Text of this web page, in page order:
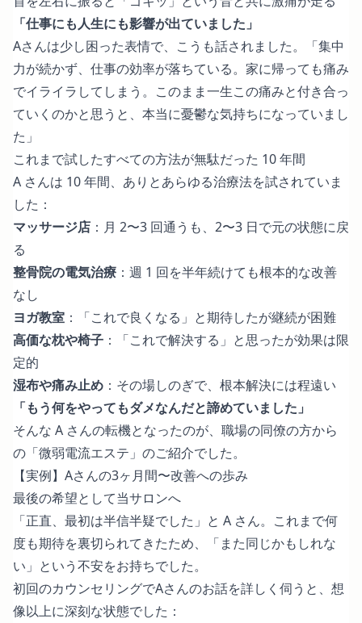
「仕事にも人生にも影響が出ていました」
Aさんは少し困った表情で、こうも話されました。「集中
力が続かず、仕事の効率が落ちている。家に帰っても痛み
でイライラしてしまう。このまま一生この痛みと付き合っ
ていくのかと思うと、本当に憂鬱な気持ちになっていまし
た」
これまで試したすべての方法が無駄だった 10 年間
A さんは 10 年間、ありとあらゆる治療法を試されていま
した：
マッサージ店 ：月 2〜3 回通うも、2〜3 日で元の状態に戻
る
整骨院の電気治療 ：週 1 回を半年続けても根本的な改善
なし
ヨガ教室 ：「これで良くなる」と期待したが継続が困難
高価な枕や椅子 ：「これで解決する」と思ったが効果は限
定的
湿布や痛み止め ：その場しのぎで、根本解決には程遠い
「もう何をやってもダメなんだと諦めていました」
そんな A さんの転機となったのが、職場の同僚の方から
の「微弱電流エステ」のご紹介でした。
【実例】Aさんの3ヶ月間〜改善への歩み
最後の希望として当サロンへ
「正直、最初は半信半疑でした」と A さん。これまで何
度も期待を裏切られてきたため、「また同じかもしれな
い」という不安をお持ちでした。
初回のカウンセリングでAさんのお話を詳しく伺うと、想
像以上に深刻な状態でした：